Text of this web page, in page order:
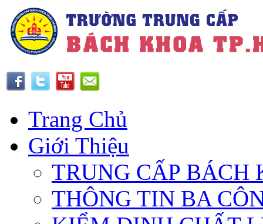
Trang Chủ
Giới Thiệu
TRUNG CẤP BÁCH
THÔNG TIN BA